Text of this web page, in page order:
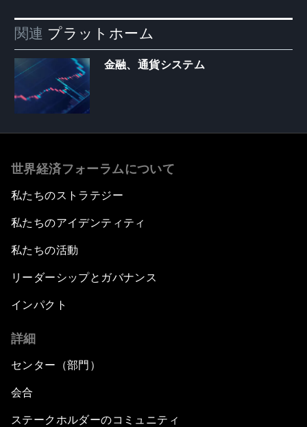
関連 プラットホーム
金融、通貨システム
世界経済フォーラムについて
私たちのストラテジー
私たちのアイデンティティ
私たちの活動
リーダーシップとガバナンス
インパクト
詳細
センター（部門）
会合
ステークホルダーのコミュニティ